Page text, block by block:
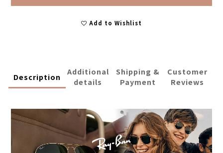
Add to Wishlist
Description
Additional
details
Shipping &
Payment
Customer
Reviews